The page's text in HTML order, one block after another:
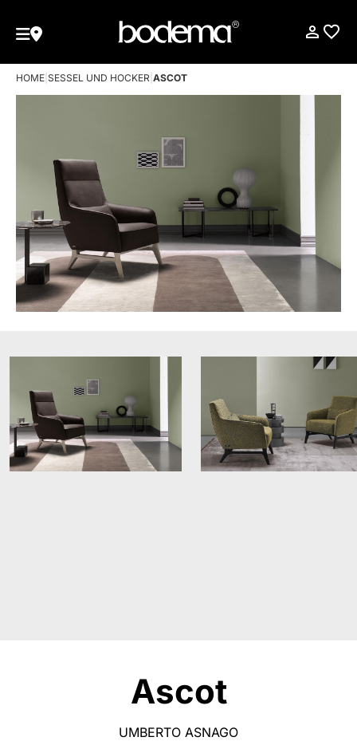
HOME SESSEL UND HOCKER ASCOT
Ascot
UMBERTO ASNAGO